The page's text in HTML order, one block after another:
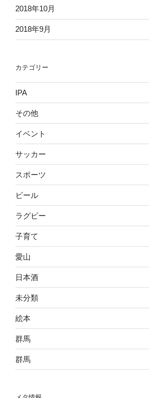
2018年10月
2018年9月
カテゴリー
IPA
その他
イベント
サッカー
スポーツ
ビール
ラグビー
子育て
愛山
日本酒
未分類
絵本
群馬
群馬